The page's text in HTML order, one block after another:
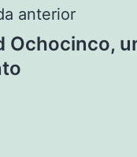
anterior
Ochocinco,